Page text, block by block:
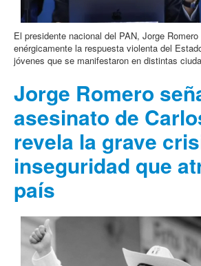
El presidente nacional del PAN, Jorge
enérgicamente la respuesta violenta del
jóvenes que se manifestaron en distintas
Jorge Romero
asesinato de
revela la grave
inseguridad que
país